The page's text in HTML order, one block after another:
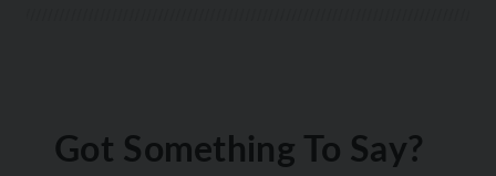
Got Something To Say?